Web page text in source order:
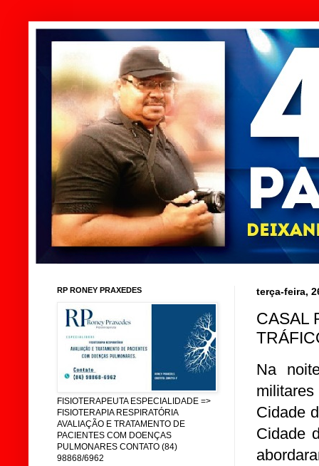
terça-feira,
CASAL
Na
Cidade
Cidade
RP RONEY PRAXEDES
FISIOTERAPEUTA ESPECIALIDADE =>
FISIOTERAPIA RESPIRATÓRIA
AVALIAÇÃO E TRATAMENTO DE
PACIENTES COM DOENÇAS
PULMONARES CONTATO (84)
98868/6962